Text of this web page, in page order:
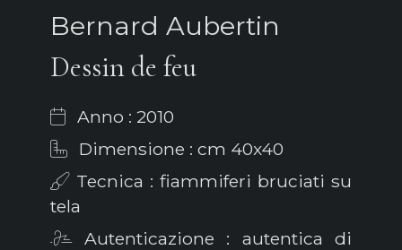
Bernard Aubertin
Dessin de feu
Anno : 2010
Dimensione : cm 40x40
Tecnica : fiammiferi bruciati su
tela
Autenticazione : autentica di